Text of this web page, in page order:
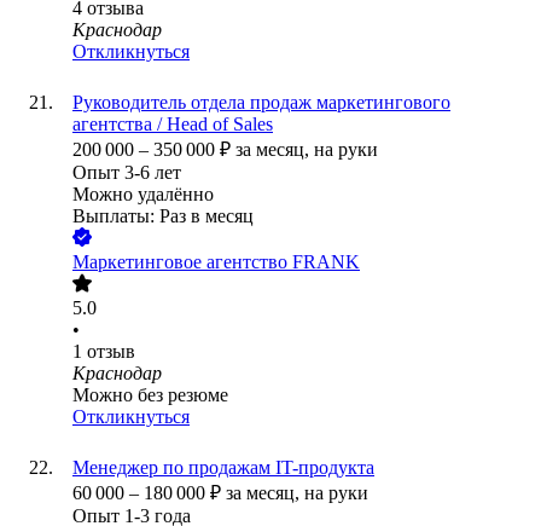
4 отзыва
Краснодар
Откликнуться
Руководитель отдела продаж маркетингового
агентства / Head of Sales
200 000 – 350 000 ₽ за месяц, на руки
Опыт 3-6 лет
Можно удалённо
Выплаты: Раз в месяц
Маркетинговое агентство FRANK
5.0
•
1 отзыв
Краснодар
Можно без резюме
Откликнуться
Менеджер по продажам IT-продукта
60 000 – 180 000 ₽ за месяц, на руки
Опыт 1-3 года